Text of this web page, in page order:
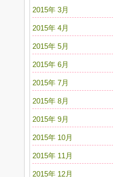
2015年 3月
2015年 4月
2015年 5月
2015年 6月
2015年 7月
2015年 8月
2015年 9月
2015年 10月
2015年 11月
2015年 12月